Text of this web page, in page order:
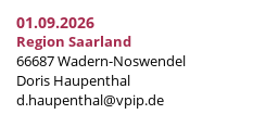
01.09.2026
Region Saarland
66687 Wadern-Noswendel
Doris Haupenthal
d.haupenthal@vpip.de